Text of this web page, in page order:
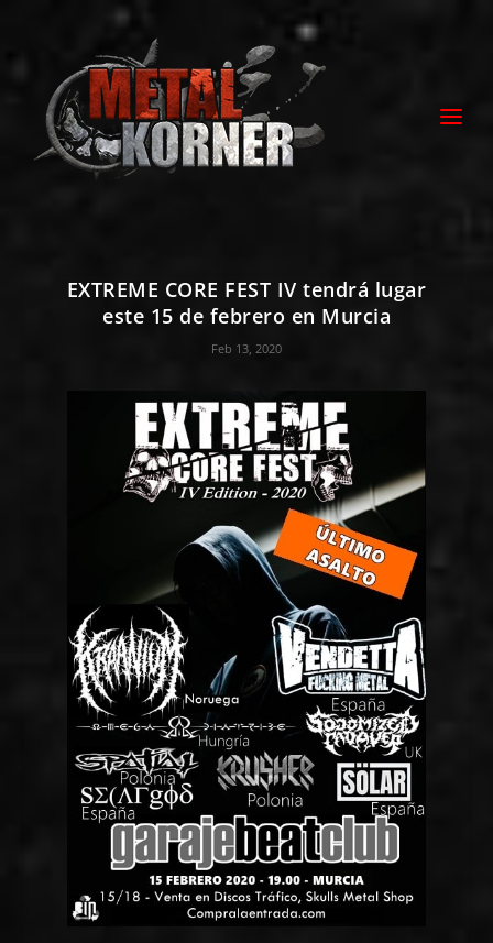
EXTREME CORE FEST IV tendrá lugar
este 15 de febrero en Murcia
Feb 13, 2020